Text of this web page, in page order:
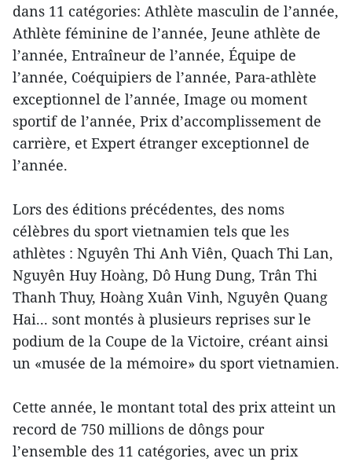
dans 11 catégories: Athlète masculin de l’année,
Athlète féminine de l’année, Jeune athlète de
l’année, Entraîneur de l’année, Équipe de
l’année, Coéquipiers de l’année, Para-athlète
exceptionnel de l’année, Image ou moment
sportif de l’année, Prix d’accomplissement de
carrière, et Expert étranger exceptionnel de
l’année.
Lors des éditions précédentes, des noms
célèbres du sport vietnamien tels que les
athlètes : Nguyên Thi Anh Viên, Quach Thi Lan,
Nguyên Huy Hoàng, Dô Hung Dung, Trân Thi
Thanh Thuy, Hoàng Xuân Vinh, Nguyên Quang
Hai... sont montés à plusieurs reprises sur le
podium de la Coupe de la Victoire, créant ainsi
un «musée de la mémoire» du sport vietnamien.
Cette année, le montant total des prix atteint un
record de 750 millions de dôngs pour
l’ensemble des 11 catégories, avec un prix